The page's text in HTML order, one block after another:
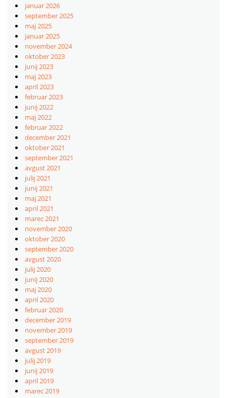
januar 2026
september 2025
maj 2025
januar 2025
november 2024
oktober 2023
junij 2023
maj 2023
april 2023
februar 2023
junij 2022
maj 2022
februar 2022
december 2021
oktober 2021
september 2021
avgust 2021
julij 2021
junij 2021
maj 2021
april 2021
marec 2021
november 2020
oktober 2020
september 2020
avgust 2020
julij 2020
junij 2020
maj 2020
april 2020
februar 2020
december 2019
november 2019
september 2019
avgust 2019
julij 2019
junij 2019
april 2019
marec 2019